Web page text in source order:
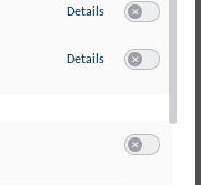
ersten
Details zu Meta Pixel
Details zu LinkedIn Pixel